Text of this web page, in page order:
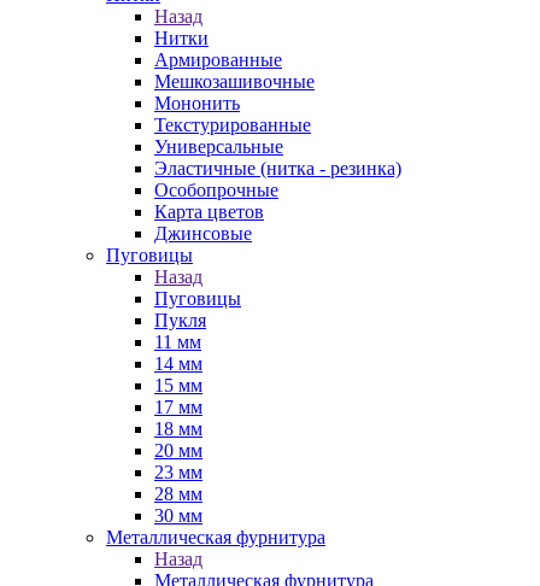
Назад
Нитки
Армированные
Мешкозашивочные
Мононить
Текстурированные
Универсальные
Эластичные (нитка - резинка)
Особопрочные
Карта цветов
Джинсовые
Пуговицы
Назад
Пуговицы
Пукля
11 мм
14 мм
15 мм
17 мм
18 мм
20 мм
23 мм
28 мм
30 мм
Металлическая фурнитура
Назад
Металлическая фурнитура